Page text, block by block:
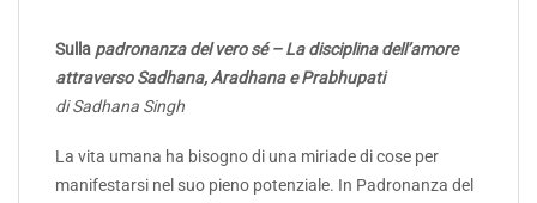
Sulla padronanza del vero sé – La disciplina dell’amore
attraverso Sadhana, Aradhana e Prabhupati
di Sadhana Singh
La vita umana ha bisogno di una miriade di cose per
manifestarsi nel suo pieno potenziale. In Padronanza del